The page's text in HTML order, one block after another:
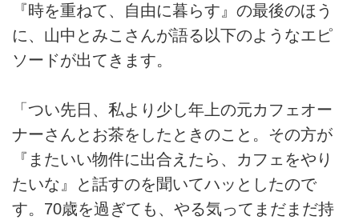
『時を重ねて、自由に暮らす』の最後のほう
に、山中とみこさんが語る以下のようなエピ
ソードが出てきます。
「つい先日、私より少し年上の元カフェオー
ナーさんとお茶をしたときのこと。その方が
『またいい物件に出合えたら、カフェをやり
たいな』と話すのを聞いてハッとしたので
す。70歳を過ぎても、やる気ってまだまだ持